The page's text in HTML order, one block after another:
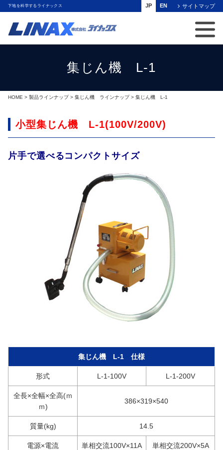
下地を科学するライナックス サイトマップ
JP EN
集じん機 L-1
HOME > 製品ラインナップ> 集じん機 ラインナップ> 集じん機 L-1
小型集じん機 L-1(100V/200V)
片手で選べるコンパクトサイズ
集じん機 L-1 仕様
形式 L-1-100V L-1-200V
全長×全幅×全高(ｍ
ｍ)
386×319×540
質量(kg) 14.5
電源×電流 単相交流100V×11A 単相交流200V×5A